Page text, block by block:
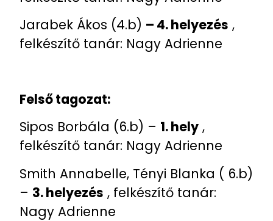
Jarabek Ákos (4.b) – 4. helyezés ,
felkészítő tanár: Nagy Adrienne
Felső tagozat:
Sipos Borbála (6.b) – 1. hely ,
felkészítő tanár: Nagy Adrienne
Smith Annabelle, Tényi Blanka ( 6.b)
– 3. helyezés , felkészítő tanár:
Nagy Adrienne